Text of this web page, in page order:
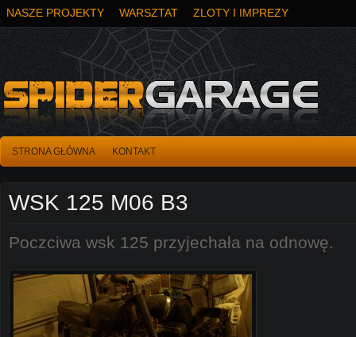
NASZE PROJEKTY WARSZTAT ZLOTY I IMPREZY
STRONA GŁÓWNA KONTAKT
WSK 125 M06 B3
Poczciwa wsk 125 przyjechała na odnowę.